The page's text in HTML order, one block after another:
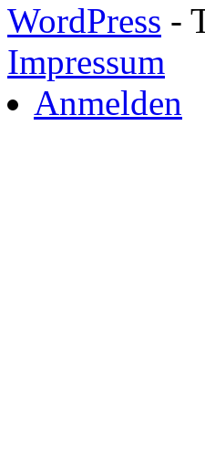
WordPress -
Impressum
Anmelden